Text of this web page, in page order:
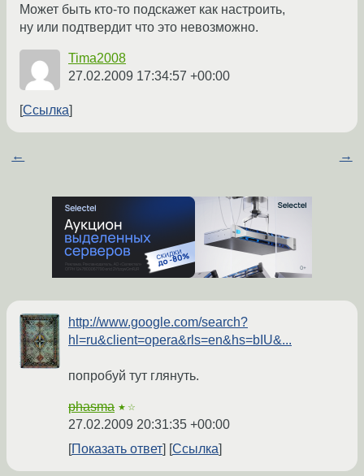
Может быть кто-то подскажет как настроить,
ну или подтвердит что это невозможно.
Tima2008
27.02.2009 17:34:57 +00:00
Ссылка
← →
http://www.google.com/search?
hl=ru&client=opera&rls=en&hs=bIU&...
попробуй тут глянуть.
phasma ★☆
27.02.2009 20:31:35 +00:00
Показать ответ
Ссылка